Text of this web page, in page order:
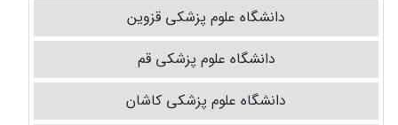
دانشگاه علوم پزشکی قزوین
دانشگاه علوم پزشکی قم
دانشگاه علوم پزشکی کاشان